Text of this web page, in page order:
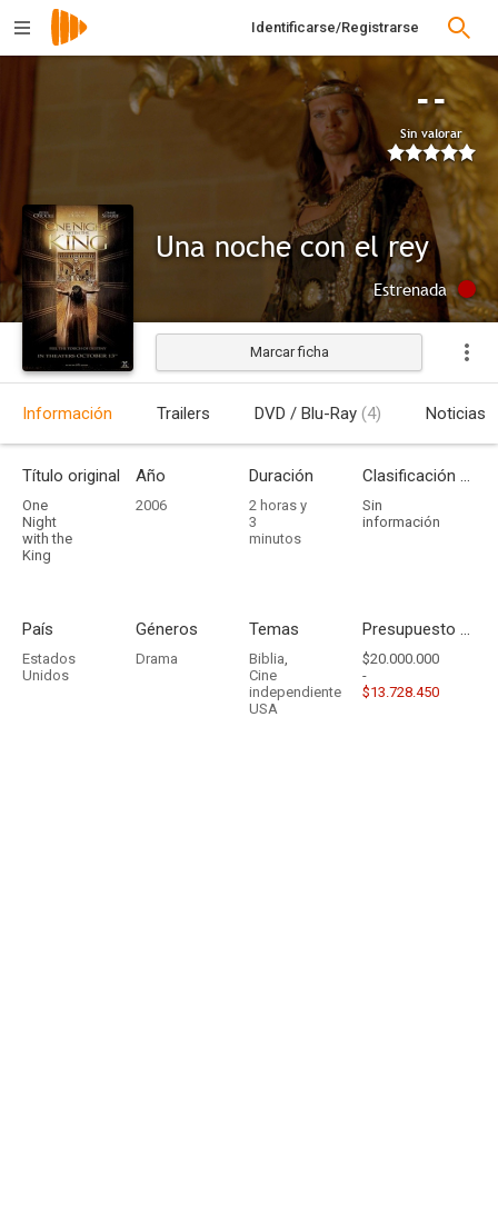
Identificarse/Registrarse
--
Sin valorar
Una noche con el rey
Estrenada
Marcar ficha
Información Trailers DVD / Blu-Ray (4) Noticias
Título original
One
Night
with the
King
Año
2006
Duración
2 horas y
3
minutos
Clasificación por edades
Sin
información
País
Estados
Unidos
Géneros
Drama
Temas
Biblia,
Cine
independiente
USA
Presupuesto - Ingresos
$20.000.000
-
$13.728.450